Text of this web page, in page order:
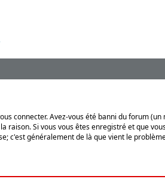
connecter. Avez-vous été banni du forum (un
Si vous vous êtes enregistré et que
c'est généralement de là que vient le